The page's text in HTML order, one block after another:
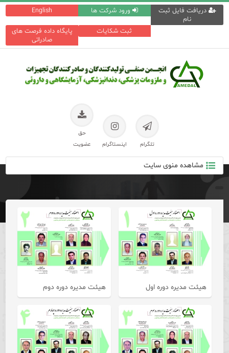
English ورود شرکت ها
دریافت فایل ثبت
نام
پایگاه داده فرصت های
صادراتی
ثبت شکایات
تلگرام اینستاگرام
حق
عضویت
مشاهده منوی سایت
هیئت مدیره دوره اول هیئت مدیره دوره دوم